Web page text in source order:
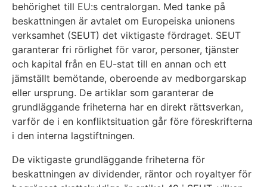
behörighet till EU:s centralorgan. Med tanke på
beskattningen är avtalet om Europeiska unionens
verksamhet (SEUT) det viktigaste fördraget. SEUT
garanterar fri rörlighet för varor, personer, tjänster
och kapital från en EU-stat till en annan och ett
jämställt bemötande, oberoende av medborgarskap
eller ursprung. De artiklar som garanterar de
grundläggande friheterna har en direkt rättsverkan,
varför de i en konfliktsituation går före föreskrifterna
i den interna lagstiftningen.
De viktigaste grundläggande friheterna för
beskattningen av dividender, räntor och royaltyer för